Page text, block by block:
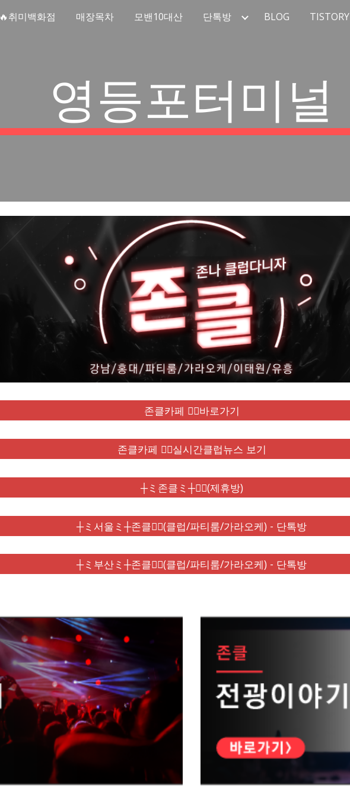
Skip to main content Skip to navigation
🔥취미백화점 매장목차 모밴10대산 단톡방 BLOG TISTORY
영등포터미널
존클카페 ❤️‍🔥바로가기
존클카페 ❤️‍🔥실시간클럽뉴스 보기
┼ミ존클ミ┼❤️‍🔥(제휴방)
┼ミ서울ミ┼존클❤️‍🔥(클럽/파티룸/가라오케) - 단톡방
┼ミ부산ミ┼존클❤️‍🔥(클럽/파티룸/가라오케) - 단톡방